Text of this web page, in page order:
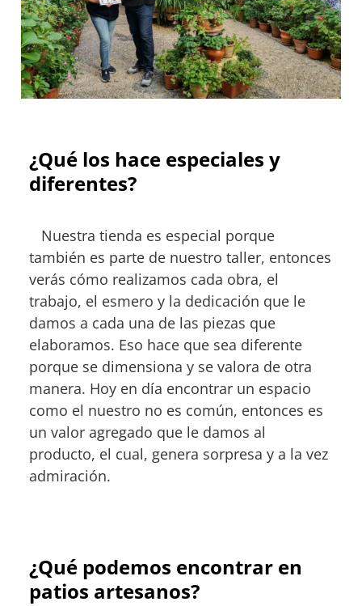
¿Qué los hace especiales y
diferentes?
Nuestra tienda es especial porque
también es parte de nuestro taller, entonces
verás cómo realizamos cada obra, el
trabajo, el esmero y la dedicación que le
damos a cada una de las piezas que
elaboramos. Eso hace que sea diferente
porque se dimensiona y se valora de otra
manera. Hoy en día encontrar un espacio
como el nuestro no es común, entonces es
un valor agregado que le damos al
producto, el cual, genera sorpresa y a la vez
admiración.
¿Qué podemos encontrar en
patios artesanos?